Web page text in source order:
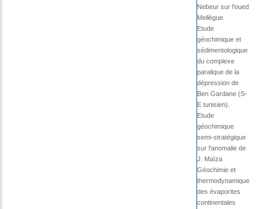
Nebeur sur l'oued
Mellègue.
Etude
géochimique et
sédimentologique
du complexe
paralique de la
dépression de
Ben Gardane (S-
E tunisien).
Etude
géochimique
semi-stratégique
sur l'anomalie de
J. Maïza
Géochimie et
thermodynamique
des évaporites
continentales